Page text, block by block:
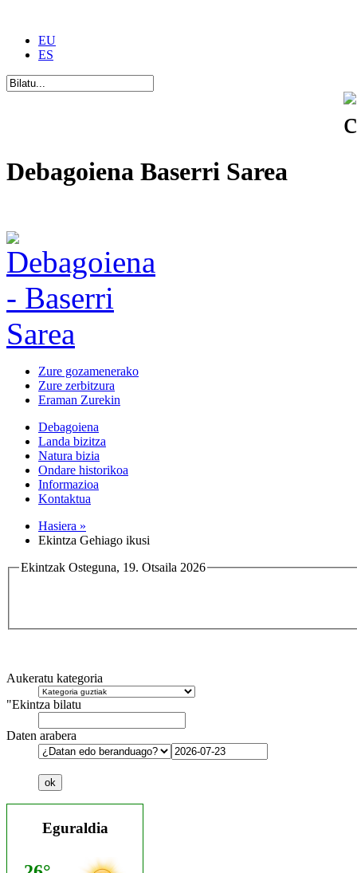
EU
ES
Debagoiena Baserri Sarea
Zure gozamenerako
Zure zerbitzura
Eraman Zurekin
Debagoiena
Landa bizitza
Natura bizia
Ondare historikoa
Informazioa
Kontaktua
Hasiera »
Ekintza Gehiago ikusi
Ekintzak Osteguna, 19. Otsaila 2026
Aukeratu kategoria
"Ekintza bilatu
Daten arabera
Eguraldia